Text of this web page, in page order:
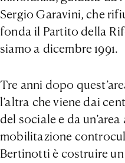
Sergio Garavini, che
fonda il Partito della
siamo a dicembre 1991.
Tre anni dopo
l’altra che viene dai
del sociale e da
mobilitazione
Bertinotti è costruire